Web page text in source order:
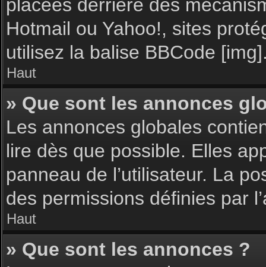
placées derrière des
Hotmail ou Yahoo!, sites
utilisez la balise BBCode
Haut
» Que sont les annonces
Les annonces globales
lire dès que possible. Elles
panneau de l’utilisateur. La
des permissions définies par
Haut
» Que sont les annonces ?